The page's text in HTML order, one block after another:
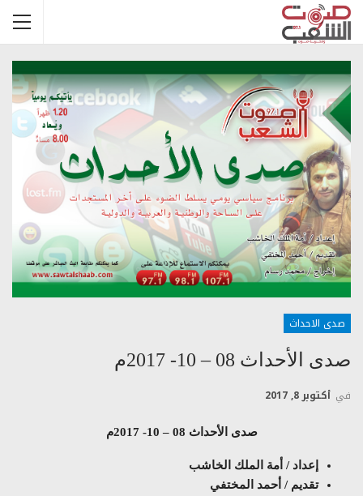
صدى الاحداث
صدى الأحداث 08 – 10- 2017م
في أكتوبر 8, 2017
صدى الأحداث 08 – 10- 2017م
إعداد / أمة الملك الخاشب
تقديم / أحمد المختفي